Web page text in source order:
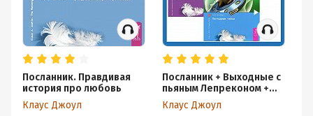
Посланник. Правдивая
история про любовь
Клаус Джоул
Посланник + Выходные с
пьяным Лепреконом +
Постыдная тайна
Клаус Джоул